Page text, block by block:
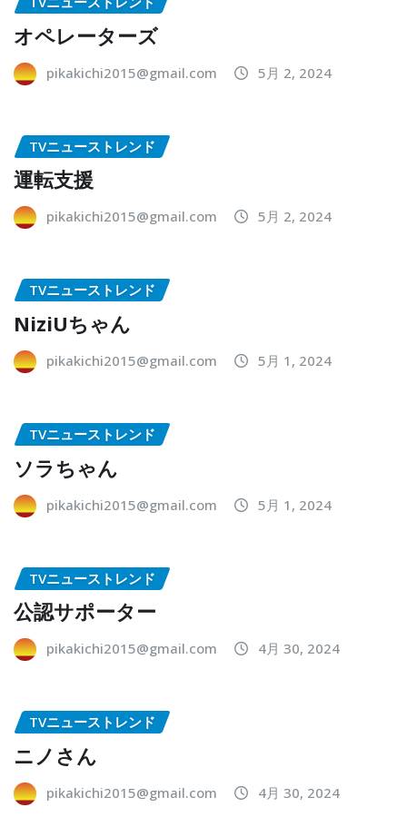
オペレーターズ
pikakichi2015@gmail.com 5月 2, 2024
TVニューストレンド
運転支援
pikakichi2015@gmail.com 5月 2, 2024
TVニューストレンド
NiziUちゃん
pikakichi2015@gmail.com 5月 1, 2024
TVニューストレンド
ソラちゃん
pikakichi2015@gmail.com 5月 1, 2024
TVニューストレンド
公認サポーター
pikakichi2015@gmail.com 4月 30, 2024
TVニューストレンド
ニノさん
pikakichi2015@gmail.com 4月 30, 2024